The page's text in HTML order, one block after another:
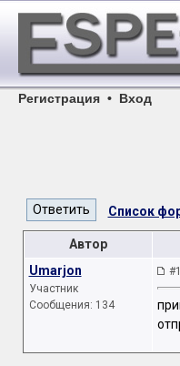
Регистрация • Вход
Список
Автор
Umarjon
Участник
Сообщения: 134